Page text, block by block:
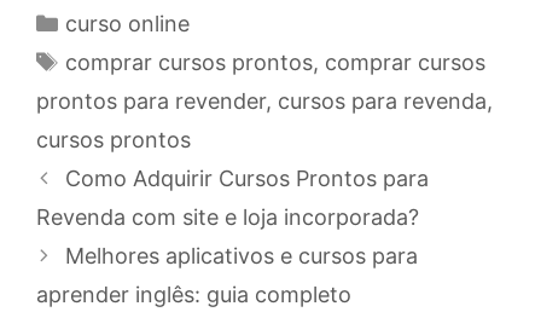
Categories
curso online
Tags
comprar cursos prontos, comprar cursos
prontos para revender, cursos para revenda,
cursos prontos
Post
navigation
Como Adquirir Cursos Prontos para
Revenda com site e loja incorporada?
Melhores aplicativos e cursos para
aprender inglês: guia completo